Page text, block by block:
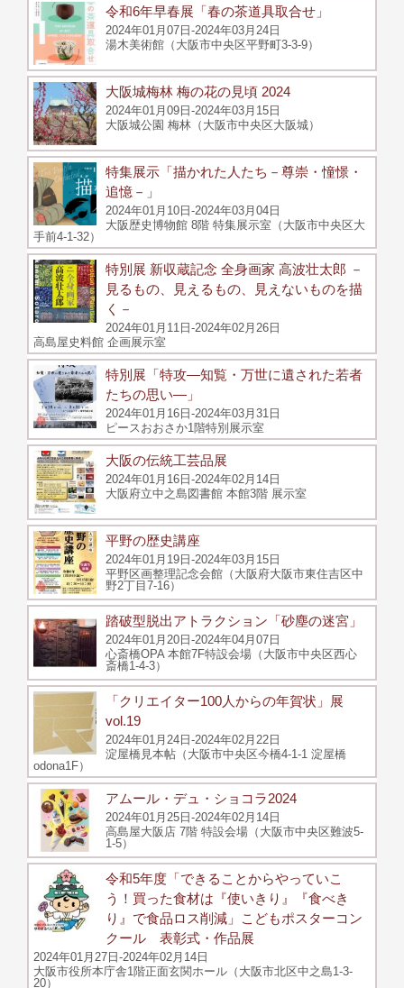
令和6年早春展「春の茶道具取合せ」
2024年01月07日-2024年03月24日
湯木美術館（大阪市中央区平野町3-3-9）
大阪城梅林 梅の花の見頃 2024
2024年01月09日-2024年03月15日
大阪城公園 梅林（大阪市中央区大阪城）
特集展示「描かれた人たち－尊崇・憧憬・
追憶－」
2024年01月10日-2024年03月04日
大阪歴史博物館 8階 特集展示室（大阪市中央区大
手前4-1-32）
特別展 新収蔵記念 全身画家 高波壮太郎 －
見るもの、見えるもの、見えないものを描
く－
2024年01月11日-2024年02月26日
高島屋史料館 企画展示室
特別展「特攻―知覧・万世に遺された若者
たちの思い―」
2024年01月16日-2024年03月31日
ピースおおさか1階特別展示室
大阪の伝統工芸品展
2024年01月16日-2024年02月14日
大阪府立中之島図書館 本館3階 展示室
平野の歴史講座
2024年01月19日-2024年03月15日
平野区画整理記念会館（大阪府大阪市東住吉区中
野2丁目7-16）
踏破型脱出アトラクション「砂塵の迷宮」
2024年01月20日-2024年04月07日
心斎橋OPA 本館7F特設会場（大阪市中央区西心
斎橋1-4-3）
「クリエイター100人からの年賀状」展
vol.19
2024年01月24日-2024年02月22日
淀屋橋見本帖（大阪市中央区今橋4-1-1 淀屋橋
odona1F）
アムール・デュ・ショコラ2024
2024年01月25日-2024年02月14日
高島屋大阪店 7階 特設会場（大阪市中央区難波5-
1-5）
令和5年度「できることからやっていこ
う！買った食材は『使いきり』『食べき
り』で食品ロス削減」こどもポスターコン
クール 表彰式・作品展
2024年01月27日-2024年02月14日
大阪市役所本庁舎1階正面玄関ホール（大阪市北区中之島1-3-
20）